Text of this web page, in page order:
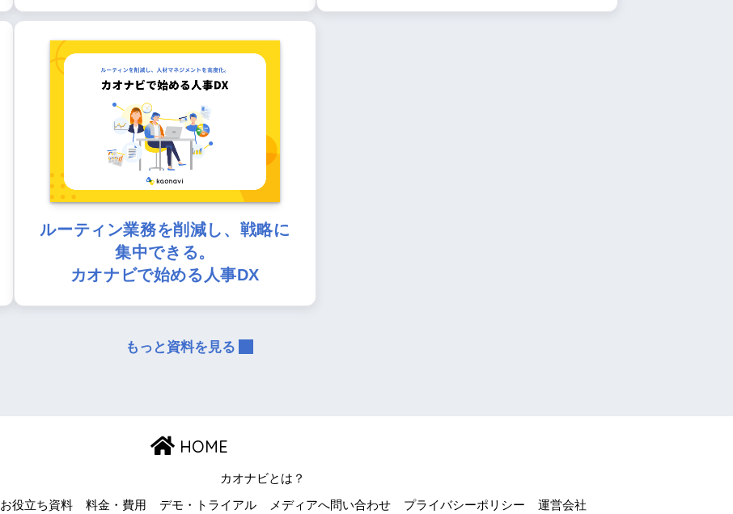
ルーティン業務を削減し、戦略に
集中できる。
カオナビで始める人事DX
もっと資料を見る
HOME
カオナビとは？
お役立ち資料 料金・費用 デモ・トライアル メディアへ問い合わせ プライバシーポリシー 運営会社